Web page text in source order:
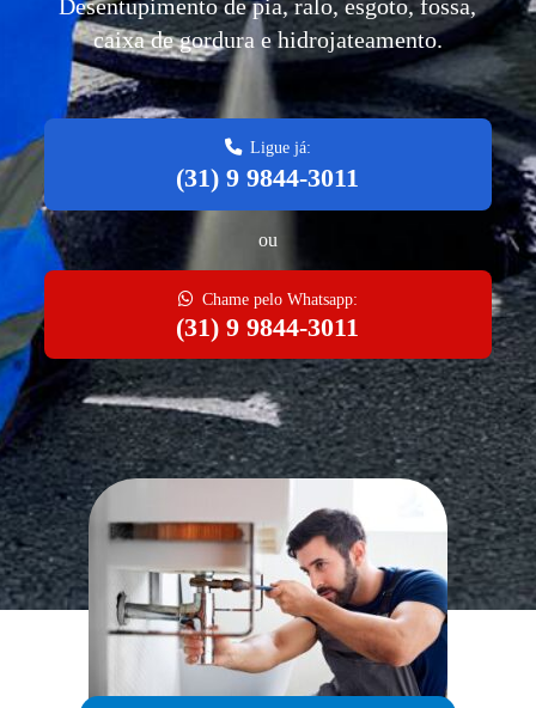
Desentupimento de pia, ralo, esgoto, fossa,
caixa de gordura e hidrojateamento.
Ligue já:
(31) 9 9844-3011
ou
Chame pelo Whatsapp:
(31) 9 9844-3011